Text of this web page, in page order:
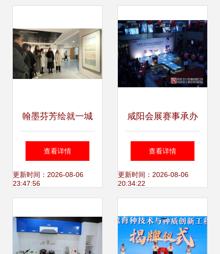
翰墨芬芳绘就一城
烟火 百名画家画兰
州美术作品展精彩
查看详情
更新时间：2026-08-06
23:47:56
咸阳会展赛事承办
与活动策划的全景
解读
查看详情
更新时间：2026-08-06
20:34:22